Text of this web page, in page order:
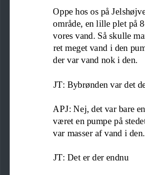
Oppe hos os på
område, en lille plet på 8
vores vand. Så skulle
ret meget vand i den
der var vand nok i den.
JT: Bybrønden var det
APJ: Nej, det var bare
været en pumpe på
var masser af vand i
JT: Det er der endnu